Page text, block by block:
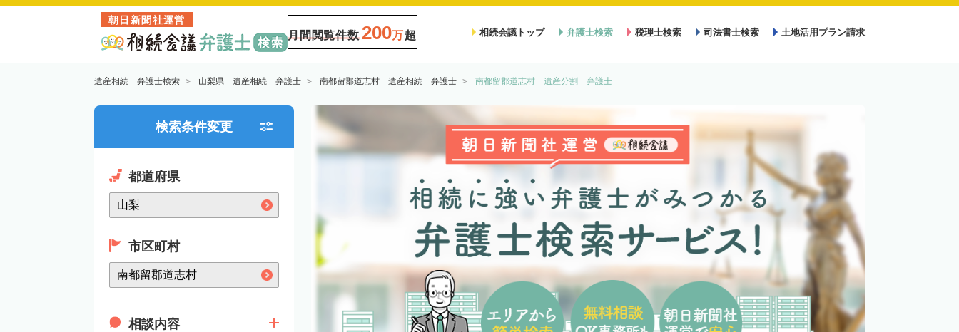
朝日新聞社運営
月間閲覧件数 200万超 相続会議トップ 弁護士検索 税理士検索 司法書士検索 土地活用プラン請求
遺産相続 弁護士検索 山梨県 遺産相続 弁護士 南都留郡道志村 遺産相続 弁護士 南都留郡道志村 遺産分割 弁護士
検索条件変更
都道府県
市区町村
相談内容